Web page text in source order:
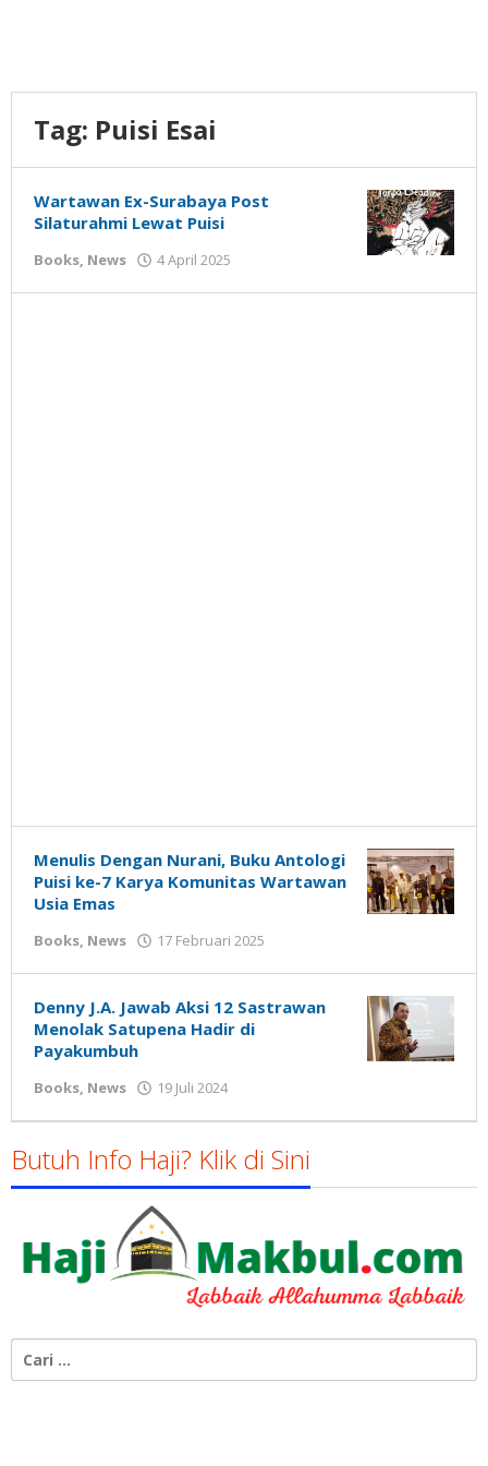
Tag: Puisi Esai
Wartawan Ex-Surabaya Post
Silaturahmi Lewat Puisi
Books, News 4 April 2025
Susanto
Menulis Dengan Nurani, Buku Antologi
Puisi ke-7 Karya Komunitas Wartawan
Usia Emas
Books, News 17 Februari 2025
Susanto
Denny J.A. Jawab Aksi 12 Sastrawan
Menolak Satupena Hadir di
Payakumbuh
Books, News 19 Juli 2024
Susanto
Butuh Info Haji? Klik di Sini
untuk: